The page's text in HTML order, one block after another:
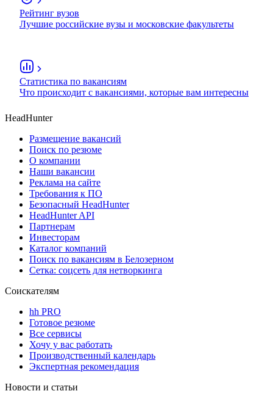
Рейтинг вузов
Лучшие российские вузы и московские факультеты
Статистика по вакансиям
Что происходит с вакансиями, которые вам интересны
HeadHunter
Размещение вакансий
Поиск по резюме
О компании
Наши вакансии
Реклама на сайте
Требования к ПО
Безопасный HeadHunter
HeadHunter API
Партнерам
Инвесторам
Каталог компаний
Поиск по вакансиям в Белозерном
Сетка: соцсеть для нетворкинга
Соискателям
hh PRO
Готовое резюме
Все сервисы
Хочу у вас работать
Производственный календарь
Экспертная рекомендация
Новости и статьи